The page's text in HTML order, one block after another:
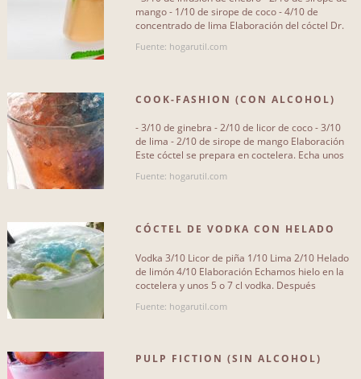
0
DIFICULTAD
Fácil 24
Media
PΑGINAS Y; BLOGS
hogarutil
mango - 1/10 de sirope de coco - 4/10 de
concentrado de lima Elaboración del cóctel Dr.
Fuente: hogarutil.com
COOK-FASHION (CON ALCOHOL)
- 3/10 de ginebra - 2/10 de licor de coco - 3/10
de lima - 2/10 de sirope de mango Elaboración
Este cóctel se prepara en coctelera. Echa unos
Fuente: hogarutil.com
CÓCTEL DE VODKA CON HELADO
Vodka 3/10 Licor de piña 1/10 Lima 2/10 Helado
de limón 4/10 Elaboración Echamos hielo en la
coctelera y unos 5 o 7 cl vodka. Después
Fuente: hogarutil.com
PULP FICTION (SIN ALCOHOL)